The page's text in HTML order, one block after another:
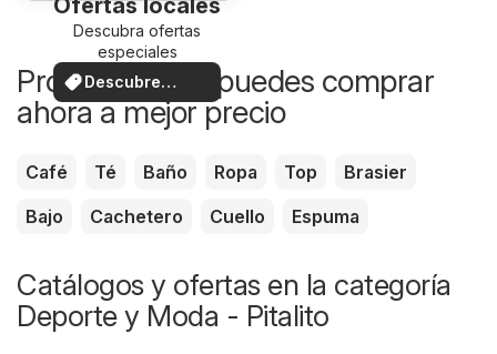
Descubra ofertas
especiales
Descubre
ofertas
Productos que puedes comprar
ahora a mejor precio
Café Té Baño Ropa Top
Brasier
Bajo
Cachetero Cuello Espuma
Catálogos y ofertas en la categoría
Deporte y Moda - Pitalito